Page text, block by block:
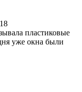
пластиковые
уже окна были